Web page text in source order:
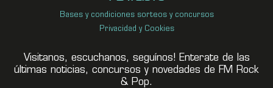
Bases y condiciones sorteos y concursos
Privacidad y Cookies
Visitanos, escuchanos, seguínos! Enterate de las
últimas noticias, concursos y novedades de FM Rock
& Pop.